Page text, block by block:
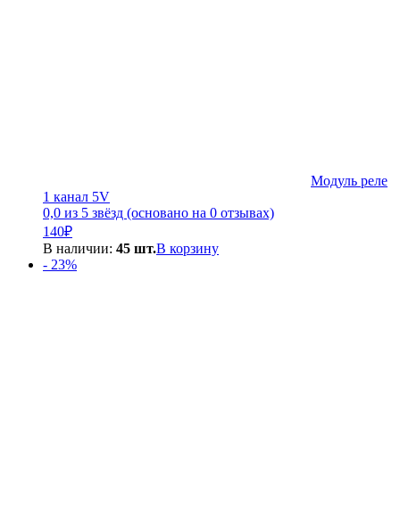
Модуль реле
1 канал 5V
0,0 из 5 звёзд (основано на 0 отзывах)
140₽
В наличии: 45 шт.В корзину
- 23%